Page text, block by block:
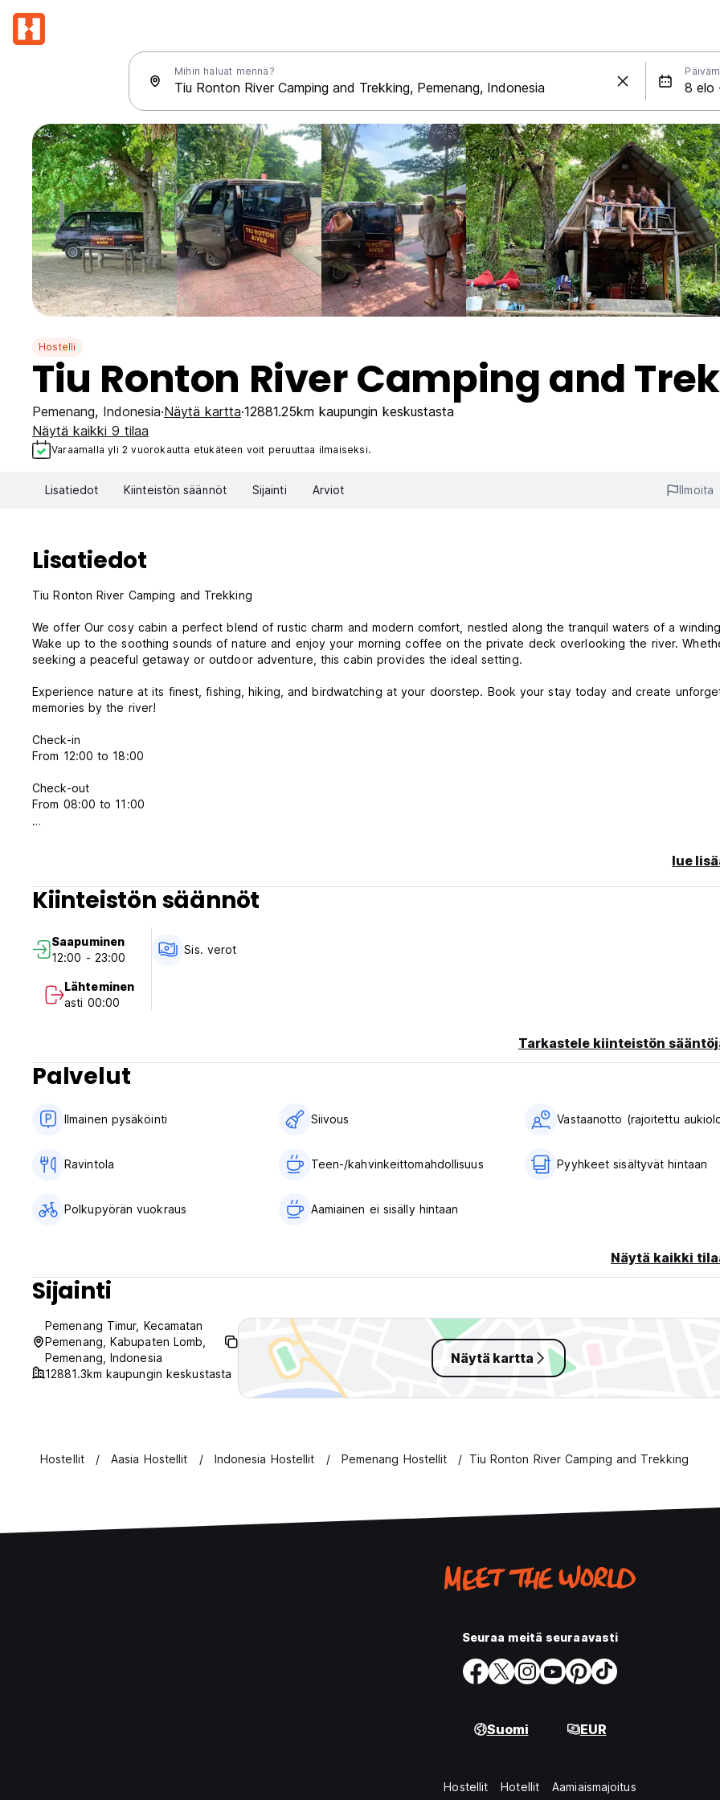
Mihin haluat mennä?
Hostelli
Tiu Ronton River Camping and
Pemenang, Indonesia Näytä kartta 12881.25km kaupungin keskustasta
Näytä kaikki 9 tilaa
Varaamalla yli 2 vuorokautta etukäteen voit peruuttaa ilmaiseksi.
Lisatiedot Kiinteistön säännöt Sijainti Arviot Ilmoita
Lisatiedot
Tiu Ronton River Camping and Trekking
We offer Our cosy cabin a perfect blend of rustic charm and modern comfort, nestled along the tranquil waters of a
Wake up to the soothing sounds of nature and enjoy your morning coffee on the private deck overlooking the river.
seeking a peaceful getaway or outdoor adventure, this cabin provides the ideal setting.
Experience nature at its finest, fishing, hiking, and birdwatching at your doorstep. Book your stay today and create
memories by the river!
Check-in
From 12:00 to 18:00
Check-out
From 08:00 to 11:00
Cot and extra bed policies
Age restriction
No age restriction for check-in. (Only children 17 and older are allowed)
Pets
lue
Kiinteistön säännöt
Saapuminen
12:00 - 23:00
Lähteminen
asti 00:00
Sis. verot
Tarkastele kiinteistön
Palvelut
Ilmainen pysäköinti Siivous Vastaanotto (rajoitettu
Ravintola Teen-/kahvinkeittomahdollisuus Pyyhkeet sisältyvät hintaan
Polkupyörän vuokraus Aamiainen ei sisälly hintaan
Näytä kaikki
Sijainti
Pemenang Timur, Kecamatan
Pemenang, Kabupaten Lomb,
Pemenang, Indonesia
12881.3km kaupungin keskustasta
Näytä kartta
Hostellit Aasia Hostellit Indonesia Hostellit Pemenang Hostellit Tiu Ronton River Camping and Trekking
Seuraa meitä seuraavasti
Suomi EUR
Hostellit Hotellit Aamiaismajoitus